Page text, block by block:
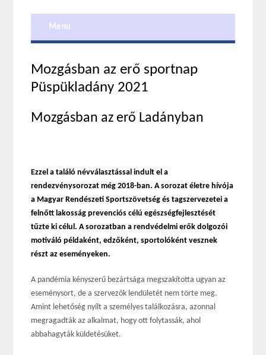
Menu
Mozgásban az erő sportnap
Püspükladány 2021
Mozgásban az erő Ladányban
Ezzel a találó névválasztással indult el a
rendezvénysorozat még 2018-ban.A sorozat életre hívója
a Magyar Rendészeti Sportszövetség és tagszervezetei a
felnőtt lakosság prevenciós célú egészségfejlesztését
tűzte ki célul. A sorozatban a rendvédelmi erők dolgozói
motiváló példaként, edzőként, sportolóként vesznek
részt az eseményeken.
A pandémia kényszerű bezártsága megszakította ugyan az
eseménysort, de a szervezők lendületét nem törte meg.
Amint lehetőség nyílt a személyes találkozásra, azonnal
megragadták az alkalmat, hogy ott folytassák, ahol
abbahagyták küldetésüket.